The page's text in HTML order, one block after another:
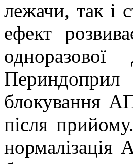
лежачи, так і
ефект
блокування
після
нормалізація